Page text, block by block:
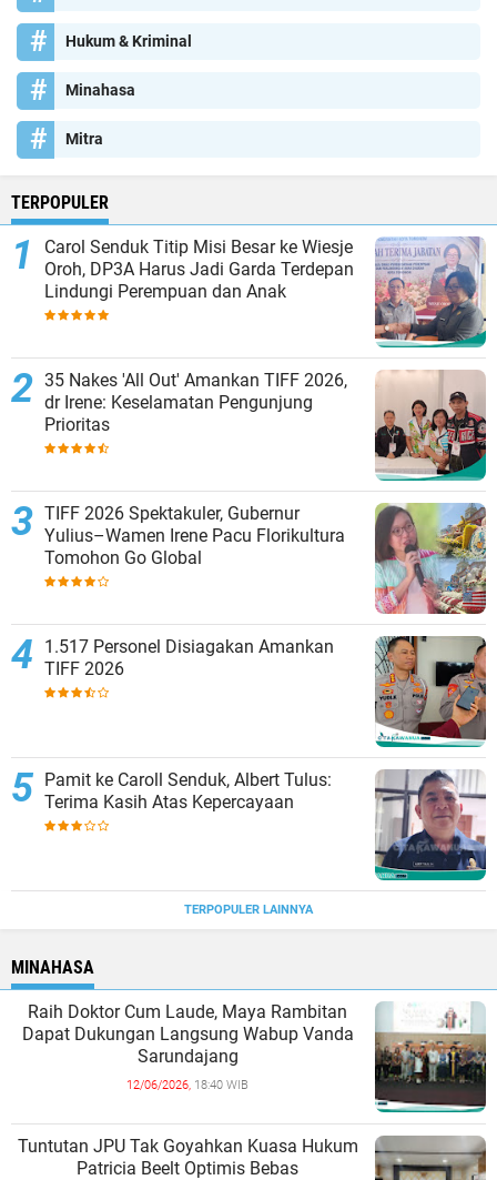
Hukum & Kriminal
Minahasa
Mitra
TERPOPULER
Carol Senduk Titip Misi Besar ke Wiesje
Oroh, DP3A Harus Jadi Garda Terdepan
Lindungi Perempuan dan Anak
35 Nakes 'All Out' Amankan TIFF 2026,
dr Irene: Keselamatan Pengunjung
Prioritas
TIFF 2026 Spektakuler, Gubernur
Yulius–Wamen Irene Pacu Florikultura
Tomohon Go Global
1.517 Personel Disiagakan Amankan
TIFF 2026
Pamit ke Caroll Senduk, Albert Tulus:
Terima Kasih Atas Kepercayaan
TERPOPULER LAINNYA
MINAHASA
Raih Doktor Cum Laude, Maya Rambitan
Dapat Dukungan Langsung Wabup Vanda
Sarundajang
12/06/2026, 18:40 WIB
Tuntutan JPU Tak Goyahkan Kuasa Hukum
Patricia Beelt Optimis Bebas